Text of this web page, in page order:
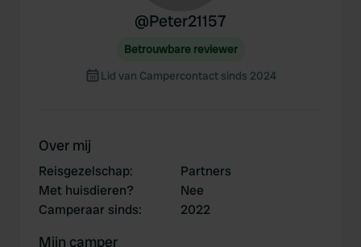
@Peter21157
Betrouwbare reviewer
Lid van Campercontact sinds 2024
Over mij
Reisgezelschap:
Partners
Met huisdieren?
Nee
Camperaar sinds: 2022
Mijn camper